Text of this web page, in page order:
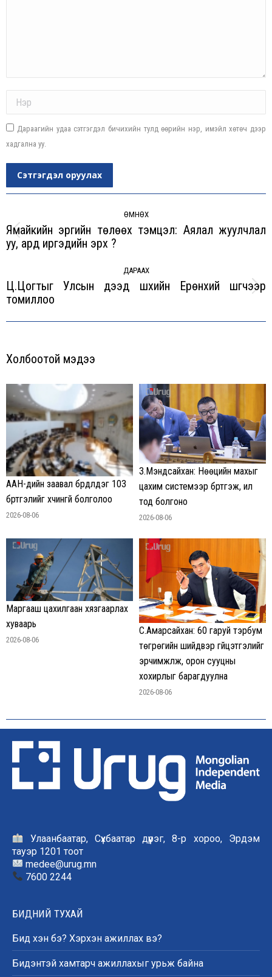
Дараагийн удаа сэтгэгдэл бичихийн тулд өөрийн нэр, имэйл хөтөч дээр
хадгална уу.
Сэтгэгдэл оруулах
ӨМНӨХ
Previous
Ямайкийн эргийн төлөөх тэмцэл: Аялал жуулчлал
уу, ард иргэдийн эрх үү?
ДАРААХ
Next
Ц.Цогтыг Улсын дээд шүүхийн Ерөнхий шүүгчээр
томиллоо
Холбоотой мэдээ
ААН-үүдийн заавал бүрдүүлдэг 103
бүртгэлийг хүчингүй болголоо
2026-08-06
З.Мэндсайхан: Нөөцийн махыг
цахим системээр бүртгэж, ил
тод болгоно
2026-08-06
Маргааш цахилгаан хязгаарлах
хуваарь
2026-08-06
С.Амарсайхан: 60 гаруй тэрбум
төгрөгийн шийдвэр гүйцэтгэлийг
эрчимжүүлж, орон сууцны
хохирлыг барагдуулна
2026-08-06
Улаанбаатар, Сүхбаатар дүүрэг, 8-р хороо, Эрдэм
тауэр 1201 тоот
medee@urug.mn
7600 2244
БИДНИЙ ТУХАЙ
Бид хэн бэ? Хэрхэн ажиллах вэ?
Бидэнтэй хамтарч ажиллахыг урьж байна